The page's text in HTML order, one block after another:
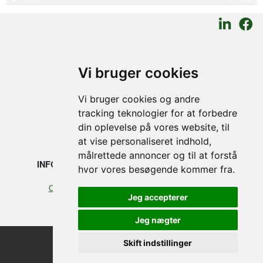
Vi bruger cookies
Vi bruger cookies og andre
tracking teknologier for at forbedre
din oplevelse på vores website, til
at vise personaliseret indhold,
målrettede annoncer og til at forstå
hvor vores besøgende kommer fra.
Jeg accepterer
Jeg nægter
Skift indstillinger
SMEDEGAARDEN A/S
6700 Esbjerg, Denmark
+45 75 12 88 88
INFORMATION
Our profile
JURIDISKE
Cookies
Handelsbetingelser
©2026 Smedegaarden A/S